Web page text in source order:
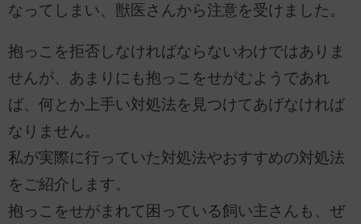
なってしまい、獣医さんから注意を受けました。
抱っこを拒否しなければならないわけではありま
せんが、あまりにも抱っこをせがむようであれ
ば、何とか上手い対処法を見つけてあげなければ
なりません。
私が実際に行っていた対処法やおすすめの対処法
をご紹介します。
抱っこをせがまれて困っている飼い主さんも、ぜ